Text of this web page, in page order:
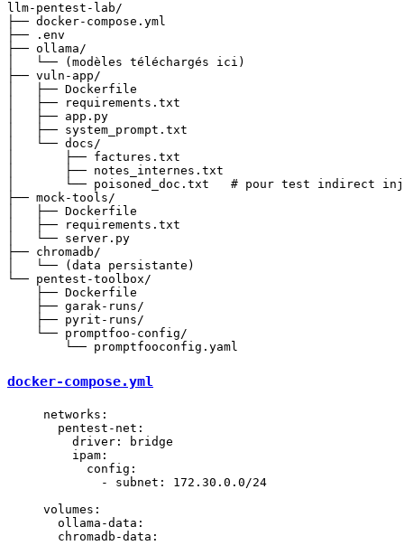
llm-pentest-lab/
├── docker-compose.yml
├── .env
├── ollama/
│   └── (modèles téléchargés ici)
├── vuln-app/
│   ├── Dockerfile
│   ├── requirements.txt
│   ├── app.py
│   ├── system_prompt.txt
│   └── docs/
│       ├── factures.txt
│       ├── notes_internes.txt
│       └── poisoned_doc.txt   # pour test indirect
├── mock-tools/
│   ├── Dockerfile
│   ├── requirements.txt
│   └── server.py
├── chromadb/
│   └── (data persistante)
└── pentest-toolbox/
    ├── Dockerfile
    ├── garak-runs/
    ├── pyrit-runs/
    └── promptfoo-config/
docker-compose.yml
networks :
  pentest-net
:
    driver
:
bridge
    ipam
:
      config
:
        -
subnet : 172.30.0.0/24
volumes :
  ollama-data
:
  chromadb-data
: